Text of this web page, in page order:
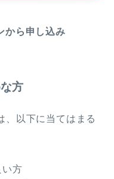
から申し込み
方
、以下に当てはまる
い方